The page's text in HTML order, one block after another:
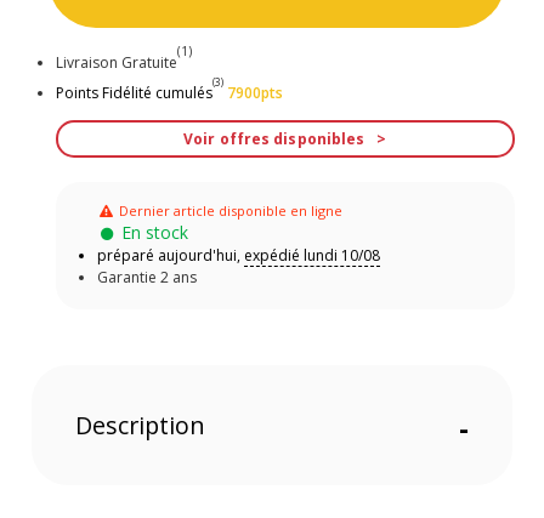
Livraison Gratuite
(1)
Points Fidélité cumulés
(3)
7900pts
Voir offres disponibles
Dernier article disponible en ligne
En stock
préparé aujourd'hui, expédié lundi 10/08
Garantie 2 ans
Description -